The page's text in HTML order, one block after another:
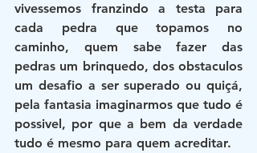
vivessemos franzindo a testa para
cada pedra que topamos no
caminho, quem sabe fazer das
pedras um brinquedo, dos obstaculos
um desafio a ser superado ou quiçá,
pela fantasia imaginarmos que tudo é
possivel, por que a bem da verdade
tudo é mesmo para quem acreditar.